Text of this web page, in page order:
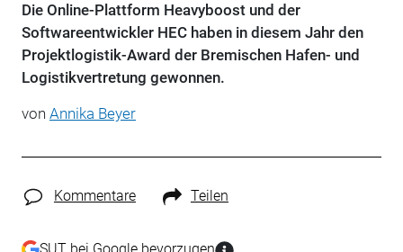
Die Online-Plattform Heavyboost und der
Softwareentwickler HEC haben in diesem Jahr den
Projektlogistik-Award der Bremischen Hafen- und
Logistikvertretung gewonnen.
von Annika Beyer
Kommentare Teilen